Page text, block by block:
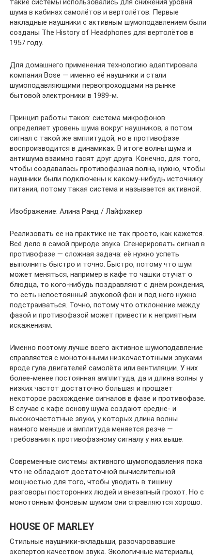
такие системы использовались для снижения уровня
шума в кабинах самолётов и вертолётов. Первые
накладные наушники с активным шумоподавлением были
созданы The History of Headphones для вертолётов в
1957 году.
Для домашнего применения технологию адаптировала
компания Bose — именно её наушники и стали
шумоподавляющими первопроходцами на рынке
бытовой электроники в 1989‑м.
Принцип работы таков: система микрофонов
определяет уровень шума вокруг наушников, а потом
сигнал с такой же амплитудой, но в противофазе
воспроизводится в динамиках. В итоге волны шума и
антишума взаимно гасят друг друга. Конечно, для того,
чтобы создавалась противофазная волна, нужно, чтобы
наушники были подключены к какому‑нибудь источнику
питания, потому такая система и называется активной.
Изображение: Алина Ранд / Лайфхакер
Реализовать её на практике не так просто, как кажется.
Всё дело в самой природе звука. Сгенерировать сигнал в
противофазе — сложная задача: её нужно успеть
выполнить быстро и точно. Быстро, потому что шум
может меняться, например в кафе то чашки стучат о
блюдца, то кого‑нибудь поздравляют с днём рождения,
то есть непостоянный звуковой фон и под него нужно
подстраиваться. Точно, потому что отклонение между
фазой и противофазой может привести к неприятным
искажениям.
Именно поэтому лучше всего активное шумоподавление
справляется с монотонными низкочастотными звуками
вроде гула двигателей самолёта или вентиляции. У них
более‑менее постоянная амплитуда, да и длина волны у
низких частот достаточно большая и прощает
некоторое расхождение сигналов в фазе и противофазе.
В случае с кафе основу шума создают средне- и
высокочастотные звуки, у которых длина волны
намного меньше и амплитуда меняется резче —
требования к противофазному сигналу у них выше.
Современные системы активного шумоподавления пока
что не обладают достаточной вычислительной
мощностью для того, чтобы уводить в тишину
разговоры посторонних людей и внезапный грохот. Но с
монотонным фоновым шумом они справляются хорошо.
HOUSE OF MARLEY
Стильные наушники-вкладыши, разочаровавшие
экспертов качеством звука. Экологичные материалы,